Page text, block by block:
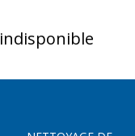
indisponible